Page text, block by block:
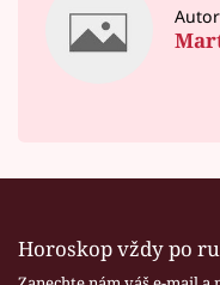
Horoskop vždy po